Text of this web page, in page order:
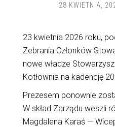
28 KWIETNIA,
23 kwietnia 2026 roku,
Zebrania Członków
nowe władze
Kotłownia na kadencję
Prezesem ponownie
W skład Zarządu weszli
Magdalena Karaś —